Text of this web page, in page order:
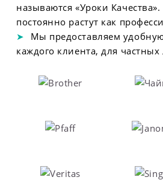
называются «Уроки
постоянно растут как
Мы предоставляем
каждого клиента, для